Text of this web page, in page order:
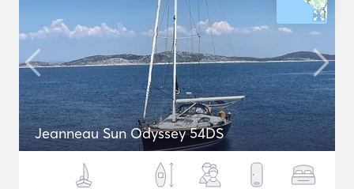
Jeanneau Sun Odyssey 54DS